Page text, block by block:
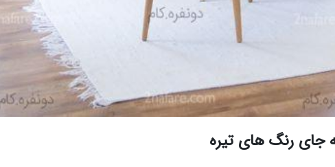
جای رنگ های تیره